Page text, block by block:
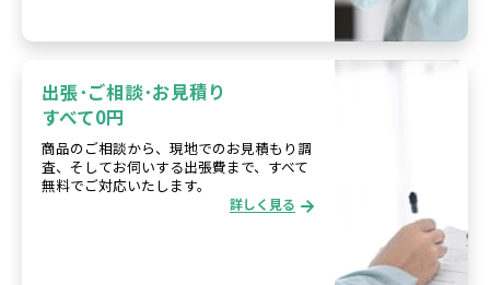
出張･ご相談･お見積り
すべて0円
商品のご相談から、現地でのお見積もり調
査、そしてお伺いする出張費まで、すべて
無料でご対応いたします。
詳しく見る